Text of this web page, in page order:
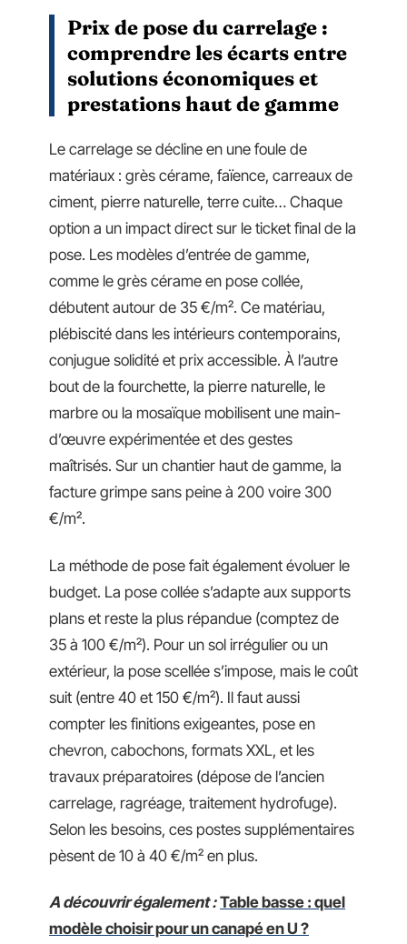
Prix de pose du carrelage :
comprendre les écarts entre
solutions économiques et
prestations haut de gamme
Le carrelage se décline en une foule de
matériaux : grès cérame, faïence, carreaux de
ciment, pierre naturelle, terre cuite… Chaque
option a un impact direct sur le ticket final de la
pose. Les modèles d’entrée de gamme,
comme le grès cérame en pose collée,
débutent autour de 35 €/m². Ce matériau,
plébiscité dans les intérieurs contemporains,
conjugue solidité et prix accessible. À l’autre
bout de la fourchette, la pierre naturelle, le
marbre ou la mosaïque mobilisent une main-
d’œuvre expérimentée et des gestes
maîtrisés. Sur un chantier haut de gamme, la
facture grimpe sans peine à 200 voire 300
€/m².
La méthode de pose fait également évoluer le
budget. La pose collée s’adapte aux supports
plans et reste la plus répandue (comptez de
35 à 100 €/m²). Pour un sol irrégulier ou un
extérieur, la pose scellée s’impose, mais le coût
suit (entre 40 et 150 €/m²). Il faut aussi
compter les finitions exigeantes, pose en
chevron, cabochons, formats XXL, et les
travaux préparatoires (dépose de l’ancien
carrelage, ragréage, traitement hydrofuge).
Selon les besoins, ces postes supplémentaires
pèsent de 10 à 40 €/m² en plus.
A découvrir également : Table basse : quel
modèle choisir pour un canapé en U ?